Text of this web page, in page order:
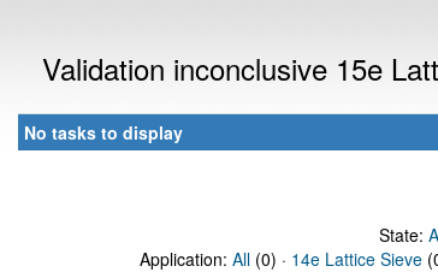
Validation inconclusive 15e
No tasks to display
State:
Application: All (0) · 14e Lattice Sieve